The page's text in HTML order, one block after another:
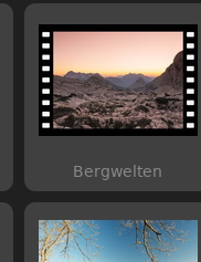
Bergwelten